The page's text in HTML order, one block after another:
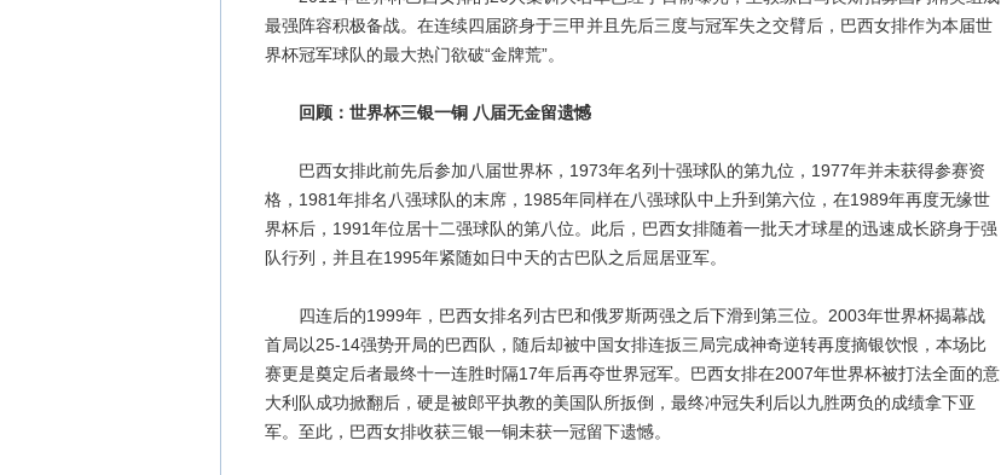
最强阵容积极备战。在连续四届跻身于三甲并且先后三度与冠军失之交臂后，巴西女排作为本届世
界杯冠军球队的最大热门欲破“金牌荒”。
回顾：世界杯三银一铜 八届无金留遗憾
巴西女排此前先后参加八届世界杯，1973年名列十强球队的第九位，1977年并未获得参赛资
格，1981年排名八强球队的末席，1985年同样在八强球队中上升到第六位，在1989年再度无缘世
界杯后，1991年位居十二强球队的第八位。此后，巴西女排随着一批天才球星的迅速成长跻身于强
队行列，并且在1995年紧随如日中天的古巴队之后屈居亚军。
四连后的1999年，巴西女排名列古巴和俄罗斯两强之后下滑到第三位。2003年世界杯揭幕战
首局以25-14强势开局的巴西队，随后却被中国女排连扳三局完成神奇逆转再度摘银饮恨，本场比
赛更是奠定后者最终十一连胜时隔17年后再夺世界冠军。巴西女排在2007年世界杯被打法全面的意
大利队成功掀翻后，硬是被郎平执教的美国队所扳倒，最终冲冠失利后以九胜两负的成绩拿下亚
军。至此，巴西女排收获三银一铜未获一冠留下遗憾。